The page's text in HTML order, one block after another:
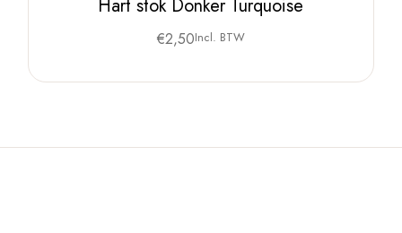
Hart stok Donker Turquoise
€2,50Incl. BTW